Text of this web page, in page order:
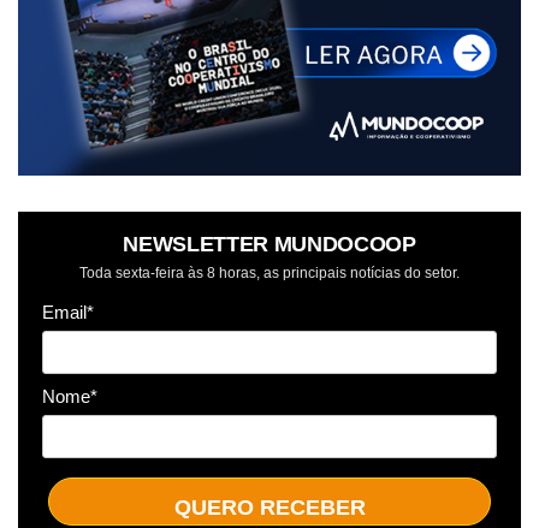
NEWSLETTER MUNDOCOOP
Toda sexta-feira às 8 horas, as principais notícias do setor.
Email*
Nome*
QUERO RECEBER